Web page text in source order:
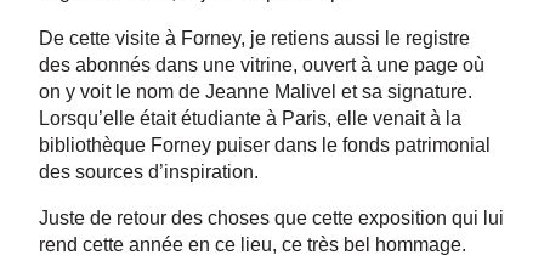
De cette visite à Forney, je retiens aussi le registre
des abonnés dans une vitrine, ouvert à une page où
on y voit le nom de Jeanne Malivel et sa signature.
Lorsqu’elle était étudiante à Paris, elle venait à la
bibliothèque Forney puiser dans le fonds patrimonial
des sources d’inspiration.
Juste de retour des choses que cette exposition qui lui
rend cette année en ce lieu, ce très bel hommage.